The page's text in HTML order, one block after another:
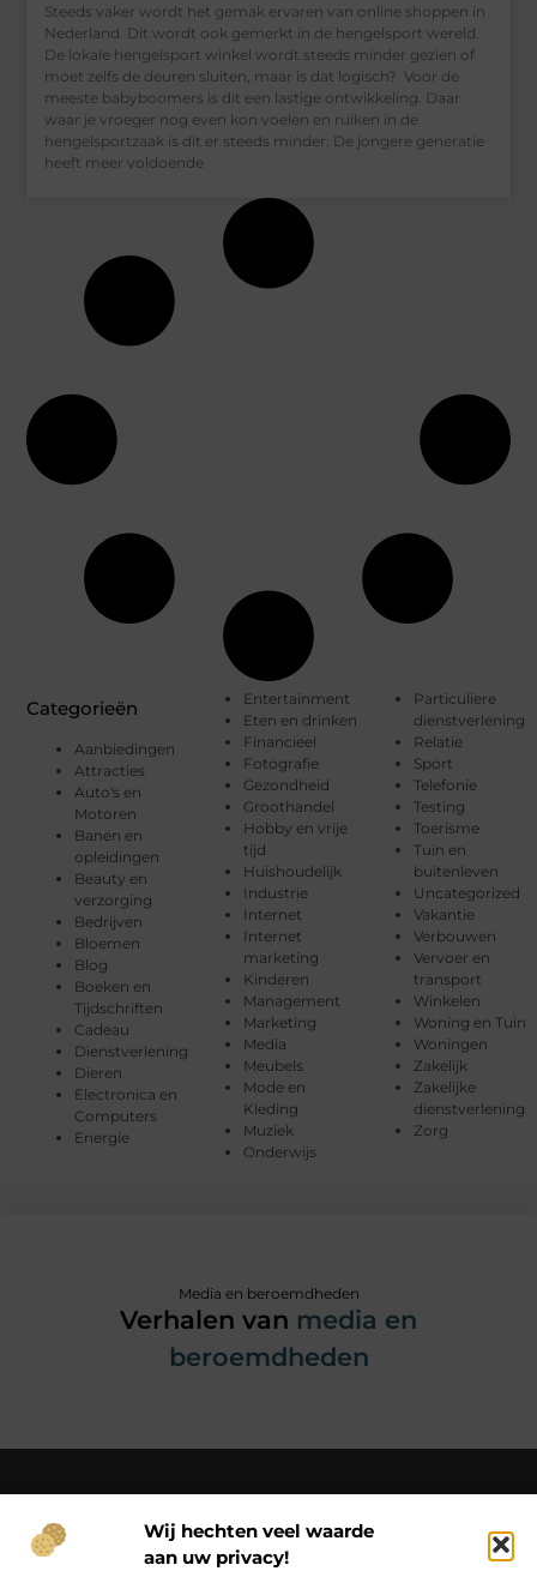
Wij hechten veel waarde
aan uw privacy!
Steeds vaker wordt het gemak ervaren van online shoppen in
Nederland. Dit wordt ook gemerkt in de hengelsport wereld.
De lokale hengelsport winkel wordt steeds minder gezien of
moet zelfs de deuren sluiten, maar is dat logisch? Voor de
meeste babyboomers is dit een lastige ontwikkeling. Daar
waar je vroeger nog even kon voelen en ruiken in de
hengelsportzaak is dit er steeds minder. De jongere generatie
heeft meer voldoende
Categorieën
Aanbiedingen
Attracties
Auto's en
Motoren
Banen en
opleidingen
Beauty en
verzorging
Bedrijven
Bloemen
Blog
Boeken en
Tijdschriften
Cadeau
Dienstverlening
Dieren
Electronica en
Computers
Energie
Entertainment
Eten en drinken
Financieel
Fotografie
Gezondheid
Groothandel
Hobby en vrije
tijd
Huishoudelijk
Industrie
Internet
Internet
marketing
Kinderen
Management
Marketing
Media
Meubels
Mode en
Kleding
Muziek
Onderwijs
Particuliere
dienstverlening
Relatie
Sport
Telefonie
Testing
Toerisme
Tuin en
buitenleven
Uncategorized
Vakantie
Verbouwen
Vervoer en
transport
Winkelen
Woning en Tuin
Woningen
Zakelijk
Zakelijke
dienstverlening
Zorg
Media en beroemdheden
Verhalen van media en
beroemdheden
Over Christianne-s-fotoweb
Van simpele momenten tot bijzondere inzichten – beleef